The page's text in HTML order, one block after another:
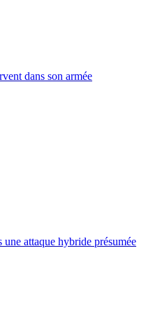
dans son armée
attaque hybride présumée